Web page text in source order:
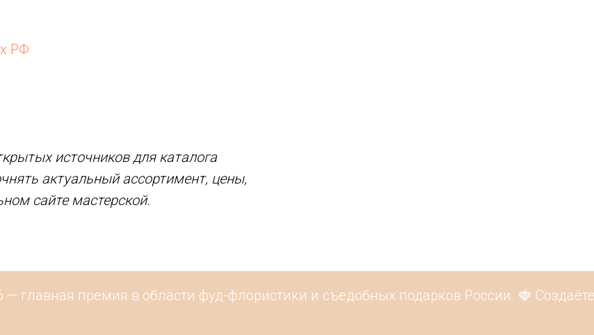
РФ
источников для каталога
актуальный ассортимент, цены,
сайте мастерской.
главная премия в области фуд-флористики и съедобных подарков России. 🍓